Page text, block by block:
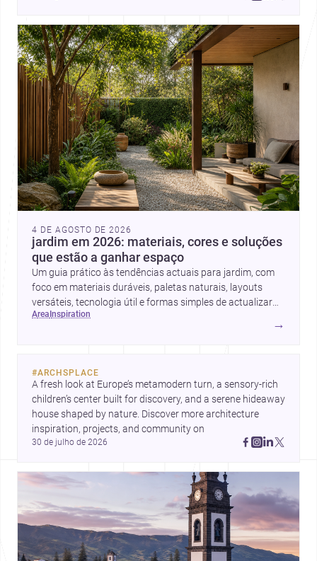
4 DE AGOSTO DE 2026
jardim em 2026: materiais, cores e soluções
que estão a ganhar espaço
Um guia prático às tendências actuais para jardim, com
foco em materiais duráveis, paletas naturais, layouts
versáteis, tecnologia útil e formas simples de actualizar
sem obras totais.
area inspiration
→
#ARCHSPLACE
A fresh look at Europe’s metamodern turn, a sensory-rich
children’s center built for discovery, and a serene hideaway
house shaped by nature. Discover more architecture
30 de julho de 2026